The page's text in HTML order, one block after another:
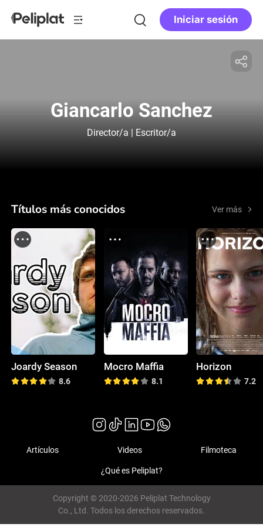
Iniciar sesión
Giancarlo Sanchez
Director/a | Escritor/a
Títulos más conocidos Ver más
Joardy Season
8.6
Mocro Maffia
8.1
Horizon
7.2
Artículos Videos Filmoteca
¿Qué es Peliplat?
Copyright © 2020-2026 Peliplat Technology
Co., Ltd. Todos los derechos reservados.